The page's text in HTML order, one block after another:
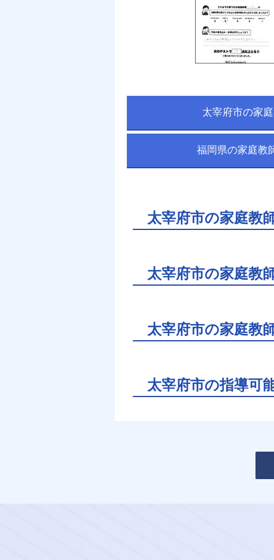
太宰府市の家
福岡県の家庭教
太宰府市の家庭教
太宰府市の家庭教
太宰府市の家庭教
太宰府市の指導可